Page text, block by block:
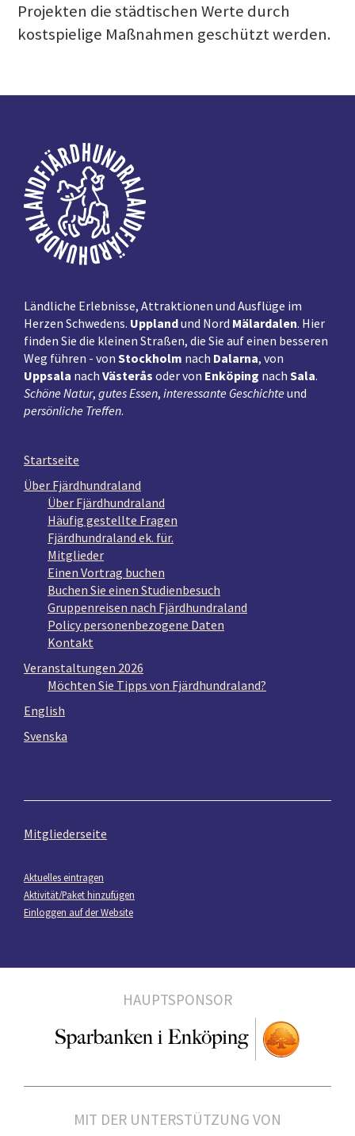
Projekten die städtischen Werte durch
kostspielige Maßnahmen geschützt werden.
Fußzeile
Ländliche Erlebnisse, Attraktionen und Ausflüge im
Herzen Schwedens. Upplandund Nord Mälardalen. Hier
finden Sie die kleinen Straßen, die Sie auf einen besseren
Weg führen - von Stockholm nach Dalarna, von
Uppsala nach Västerås oder von Enköping nach Sala.
Schöne Natur, gutes Essen, interessante Geschichte und
persönliche Treffen.
Startseite
Über Fjärdhundraland
Über Fjärdhundraland
Häufig gestellte Fragen
Fjärdhundraland ek. für.
Mitglieder
Einen Vortrag buchen
Buchen Sie einen Studienbesuch
Gruppenreisen nach Fjärdhundraland
Policy personenbezogene Daten
Kontakt
Veranstaltungen 2026
Möchten Sie Tipps von Fjärdhundraland?
English
Svenska
Mitgliederseite
Aktuelles eintragen
Aktivität/Paket hinzufügen
Einloggen auf der Website
HAUPTSPONSOR
MIT DER UNTERSTÜTZUNG VON